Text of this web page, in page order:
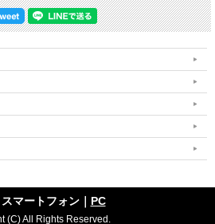
マートフォン｜ PC
(C) All Rights Reserved.